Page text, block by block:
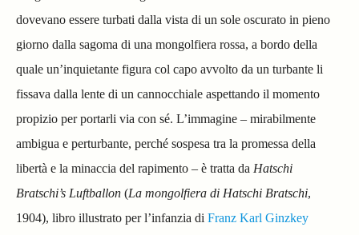
dovevano essere turbati dalla vista di un sole oscurato in pieno
giorno dalla sagoma di una mongolfiera rossa, a bordo della
quale un’inquietante figura col capo avvolto da un turbante li
fissava dalla lente di un cannocchiale aspettando il momento
propizio per portarli via con sé. L’immagine – mirabilmente
ambigua e perturbante, perché sospesa tra la promessa della
libertà e la minaccia del rapimento – è tratta da Hatschi
Bratschi’s Luftballon (La mongolfiera di Hatschi Bratschi,
1904), libro illustrato per l’infanzia di Franz Karl Ginzkey